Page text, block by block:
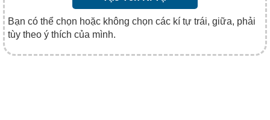
Bạn có thể chọn hoặc không chọn các kí tự trái, giữa, phải
tùy theo ý thích của mình.